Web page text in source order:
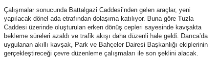
Çalışmalar sonucunda Battalgazi Caddesi’nden gelen araçlar, yeni
yapılacak dönel ada etrafından dolaşıma katılıyor. Buna göre Tuzla
Caddesi üzerinde oluşturulan erken dönüş cepleri sayesinde kavşakta
bekleme süreleri azaldı ve trafik akışı daha düzenli hale geldi. Darıca’da
uygulanan akıllı kavşak, Park ve Bahçeler Dairesi Başkanlığı ekiplerinin
gerçekleştireceği çevre düzenleme çalışmaları ile son şeklini alacak.